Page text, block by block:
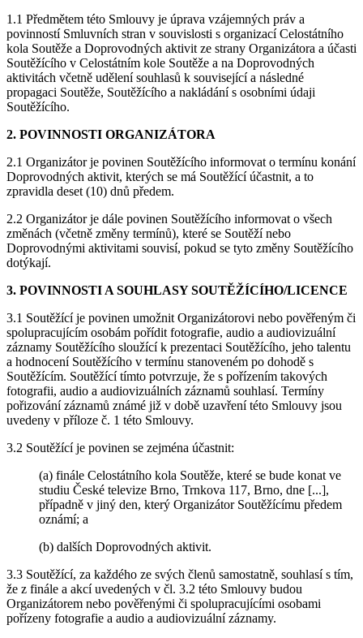
1.1 Předmětem této Smlouvy je úprava vzájemných práv a
povinností Smluvních stran v souvislosti s organizací Celostátního
kola Soutěže a Doprovodných aktivit ze strany Organizátora a účasti
Soutěžícího v Celostátním kole Soutěže a na Doprovodných
aktivitách včetně udělení souhlasů k související a následné
propagaci Soutěže, Soutěžícího a nakládání s osobními údaji
Soutěžícího.
2. POVINNOSTI ORGANIZÁTORA
2.1 Organizátor je povinen Soutěžícího informovat o termínu konání
Doprovodných aktivit, kterých se má Soutěžící účastnit, a to
zpravidla deset (10) dnů předem.
2.2 Organizátor je dále povinen Soutěžícího informovat o všech
změnách (včetně změny termínů), které se Soutěží nebo
Doprovodnými aktivitami souvisí, pokud se tyto změny Soutěžícího
dotýkají.
3. POVINNOSTI A SOUHLASY SOUTĚŽÍCÍHO/LICENCE
3.1 Soutěžící je povinen umožnit Organizátorovi nebo pověřeným či
spolupracujícím osobám pořídit fotografie, audio a audiovizuální
záznamy Soutěžícího sloužící k prezentaci Soutěžícího, jeho talentu
a hodnocení Soutěžícího v termínu stanoveném po dohodě s
Soutěžícím. Soutěžící tímto potvrzuje, že s pořízením takových
fotografii, audio a audiovizuálních záznamů souhlasí. Termíny
pořizování záznamů známé již v době uzavření této Smlouvy jsou
uvedeny v příloze č. 1 této Smlouvy.
3.2 Soutěžící je povinen se zejména účastnit:
(a) finále Celostátního kola Soutěže, které se bude konat ve
studiu České televize Brno, Trnkova 117, Brno, dne [...],
případně v jiný den, který Organizátor Soutěžícímu předem
oznámí; a
(b) dalších Doprovodných aktivit.
3.3 Soutěžící, za každého ze svých členů samostatně, souhlasí s tím,
že z finále a akcí uvedených v čl. 3.2 této Smlouvy budou
Organizátorem nebo pověřenými či spolupracujícími osobami
pořízeny fotografie a audio a audiovizuální záznamy.